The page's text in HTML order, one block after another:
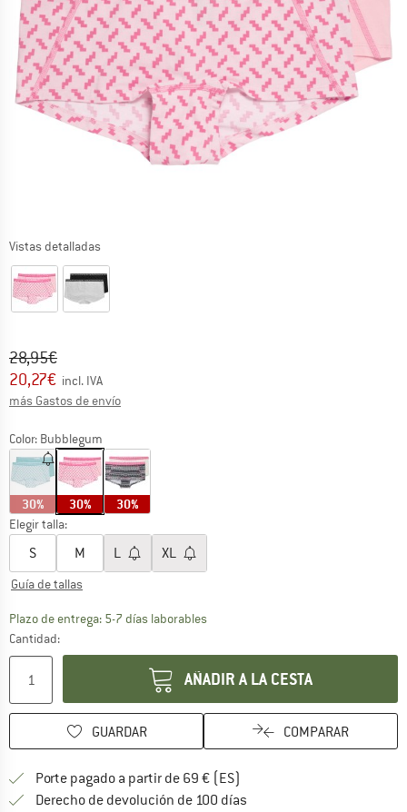
Vistas detalladas
Precio original :
28,95€
Precio:
20,27€ incl. IVA
más Gastos de envíoInformación sobre los gastos de envío. Se abre en
Color: Bubblegum
30% 30% 30%
Elegir talla:
S M L XL
Guía de tallas
Plazo de entrega: 5-7 días laborablesEl enlace se abre en una ventana
Cantidad:
AÑADIR A LA CESTA
GUARDAR COMPARAR
Porte pagado a partir de 69 € (ES)
Derecho de devolución de 100 días